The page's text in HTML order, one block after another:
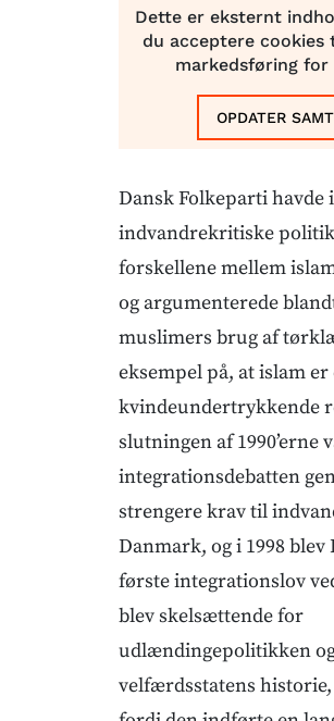
Dette er eksternt
du acceptere
markedsføring for
OPDATER
Dansk Folkeparti havde
indvandrekritiske
forskellene mellem
og argumenterede
muslimers brug af
eksempel på, at islam er
kvindeundertrykkende
slutningen af 1990’erne
integrationsdebatten
strengere krav til
Danmark, og i 1998 blev
første integrationslov
blev skelsættende for
udlændingepolitikken
velfærdsstatens